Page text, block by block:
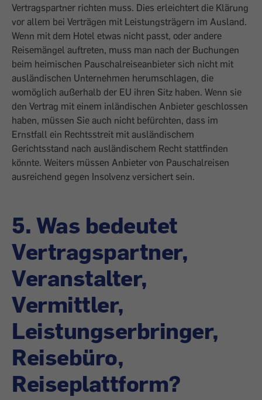
Vertragspartner richten muss. Dies erleichtert die Klärung
vor allem bei Verträgen mit Leistungsträgern im Ausland.
Wenn mit dem Hotel etwas nicht passt, oder andere
Reisemängel auftreten, muss man nach der Buchungen
beim heimischen Pauschalreiseanbieter sich nicht mit
ausländischen Unternehmen herumschlagen, die
womöglich außerhalb der EU ihren Sitz haben. Wenn sie
den Vertrag mit einem inländischen Anbieter geschlossen
haben, müssen Sie auch nicht befürchten, dass im
Ernstfall ein Rechtsstreit mit ausländischem
Gerichtsstand nach ausländischem Recht stattfinden
könnte. Weiters müssen Anbieter von Pauschalreisen
ausreichend gegen Insolvenz versichert sein.
5. Was bedeutet
Vertragspartner,
Veranstalter,
Vermittler,
Leistungserbringer,
Reisebüro,
Reiseplattform?